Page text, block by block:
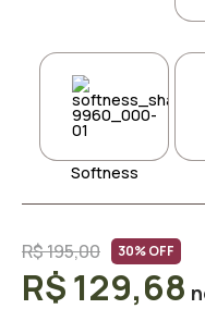
Softness
R$ 195,00 30% OFF
R$ 129,68